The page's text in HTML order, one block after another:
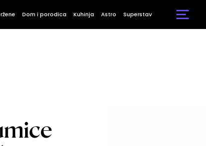
Dom i porodica Kuhinja Astro Superstav